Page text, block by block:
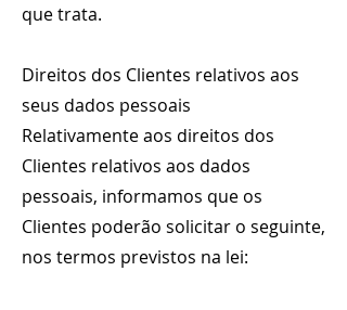
que trata.
Direitos dos Clientes relativos aos
seus dados pessoais
Relativamente aos direitos dos
Clientes relativos aos dados
pessoais, informamos que os
Clientes poderão solicitar o seguinte,
nos termos previstos na lei: